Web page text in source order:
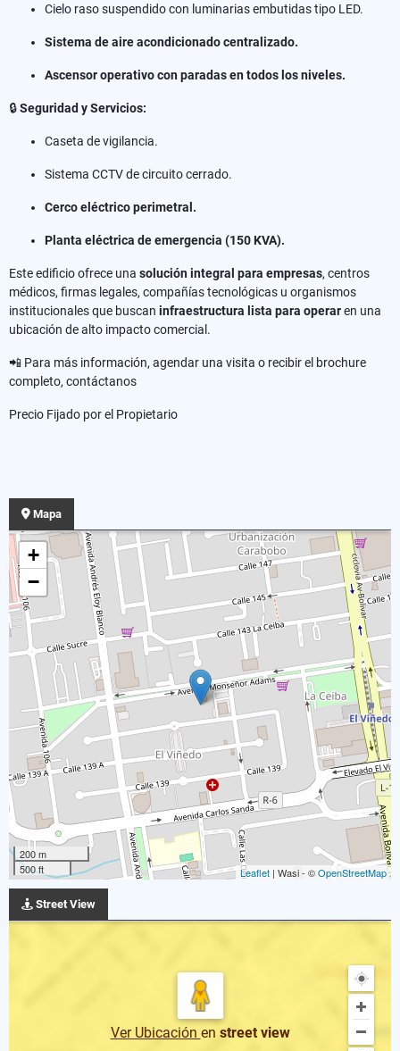
Cielo raso suspendido con luminarias embutidas tipo LED.
Sistema de aire acondicionado centralizado.
Ascensor operativo con paradas en todos los niveles.
🔒Seguridad y Servicios:
Caseta de vigilancia.
Sistema CCTV de circuito cerrado.
Cerco eléctrico perimetral.
Planta eléctrica de emergencia (150 KVA).
Este edificio ofrece una solución integral para empresas, centros
médicos, firmas legales, compañías tecnológicas u organismos
institucionales que buscan infraestructura lista para operaren una
ubicación de alto impacto comercial.
📲 Para más información, agendar una visita o recibir el brochure
completo, contáctanos
Precio Fijado por el Propietario
Mapa
+
−
200 m
500 ft
Leaflet | Wasi - ©OpenStreetMap
Street View
Ver Ubicación en street view